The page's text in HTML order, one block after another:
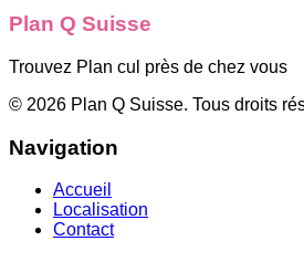
Plan Q Suisse
Trouvez Plan cul près de chez vous
© 2026 Plan Q Suisse. Tous droits
Navigation
Accueil
Localisation
Contact